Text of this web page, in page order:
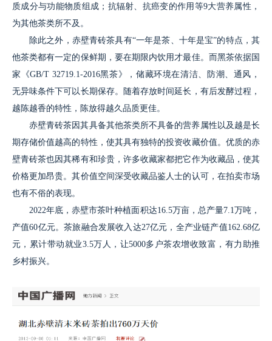
质成分与功能物质组成；抗辐射、抗癌变的作用等9大营养属性，
为其他茶类所不及。
除此之外，赤壁青砖茶具有“一年是茶、十年是宝”的特点，其
他茶类都有一定的保鲜期，要在期限内饮用才最佳。而黑茶依据国
家《GB/T 32719.1-2016黑茶》，储藏环境在清洁、防潮、通风，
无异味条件下可以长期保存。随着存放时间延长，有后发酵过程，
越陈越香的特性，陈放得越久品质更佳。
赤壁青砖茶因其具备其他茶类所不具备的营养属性以及越是长
期存储价值越高的特性，使其具有独特的投资收藏价值。优质的赤
壁青砖茶也因其稀有和珍贵，许多收藏家都把它作为收藏品，使其
价格更加昂贵。其价值空间深受收藏品鉴人士的认可，在拍卖市场
也有不俗的表现。
2022年底，赤壁市茶叶种植面积达16.5万亩，总产量7.1万吨，
产值60亿元。茶旅融合发展收入达27亿元，全产业链产值162.68亿
元，累计带动就业3.5万人，让5000多户茶农增收致富，有力助推
乡村振兴。